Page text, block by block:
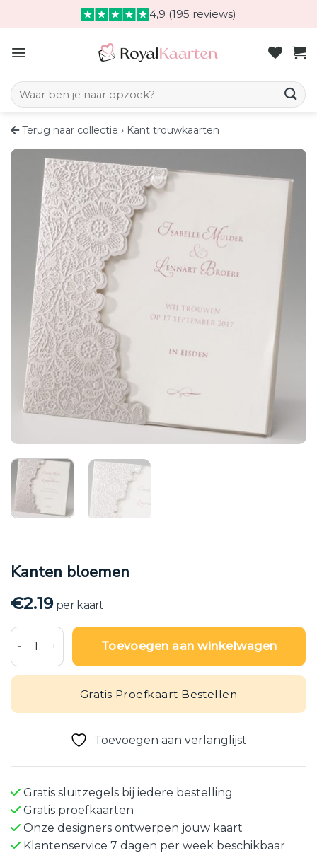
4,9 (195 reviews)
Zoeken naar:
Terug naar collectie › Kant trouwkaarten
Kanten bloemen
€2.19 per kaart
Kanten bloemen aantal
Toevoegen aan winkelwagen
Gratis Proefkaart Bestellen
Toevoegen aan verlanglijst
Gratis sluitzegels bij iedere bestelling
Gratis proefkaarten
Onze designers ontwerpen jouw kaart
Klantenservice 7 dagen per week beschikbaar